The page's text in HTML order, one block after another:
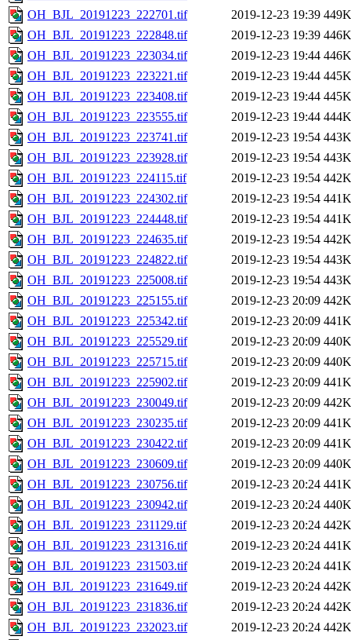
OH_BJL_20191223_222701.tif
2019-12-23 19:39 449K
OH_BJL_20191223_222848.tif
2019-12-23 19:39 446K
OH_BJL_20191223_223034.tif
2019-12-23 19:44 446K
OH_BJL_20191223_223221.tif
2019-12-23 19:44 445K
OH_BJL_20191223_223408.tif
2019-12-23 19:44 445K
OH_BJL_20191223_223555.tif
2019-12-23 19:44 444K
OH_BJL_20191223_223741.tif
2019-12-23 19:54 443K
OH_BJL_20191223_223928.tif
2019-12-23 19:54 443K
OH_BJL_20191223_224115.tif
2019-12-23 19:54 442K
OH_BJL_20191223_224302.tif
2019-12-23 19:54 441K
OH_BJL_20191223_224448.tif
2019-12-23 19:54 441K
OH_BJL_20191223_224635.tif
2019-12-23 19:54 442K
OH_BJL_20191223_224822.tif
2019-12-23 19:54 443K
OH_BJL_20191223_225008.tif
2019-12-23 19:54 443K
OH_BJL_20191223_225155.tif
2019-12-23 20:09 442K
OH_BJL_20191223_225342.tif
2019-12-23 20:09 441K
OH_BJL_20191223_225529.tif
2019-12-23 20:09 440K
OH_BJL_20191223_225715.tif
2019-12-23 20:09 440K
OH_BJL_20191223_225902.tif
2019-12-23 20:09 441K
OH_BJL_20191223_230049.tif
2019-12-23 20:09 442K
OH_BJL_20191223_230235.tif
2019-12-23 20:09 441K
OH_BJL_20191223_230422.tif
2019-12-23 20:09 441K
OH_BJL_20191223_230609.tif
2019-12-23 20:09 440K
OH_BJL_20191223_230756.tif
2019-12-23 20:24 441K
OH_BJL_20191223_230942.tif
2019-12-23 20:24 440K
OH_BJL_20191223_231129.tif
2019-12-23 20:24 442K
OH_BJL_20191223_231316.tif
2019-12-23 20:24 441K
OH_BJL_20191223_231503.tif
2019-12-23 20:24 441K
OH_BJL_20191223_231649.tif
2019-12-23 20:24 442K
OH_BJL_20191223_231836.tif
2019-12-23 20:24 442K
OH_BJL_20191223_232023.tif
2019-12-23 20:24 442K